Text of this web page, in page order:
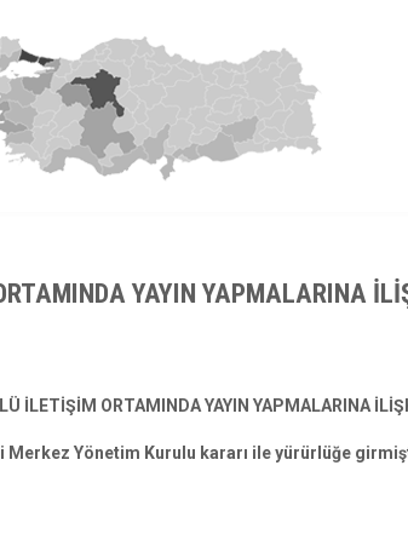
YAYIN YAPMALARINA
İLETİŞİM ORTAMINDA YAYIN YAPMALARINA
Merkez Yönetim Kurulu kararı ile yürürlüğe